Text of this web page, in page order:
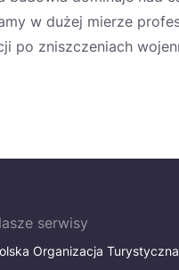
w dużej mierze
po zniszczeniach
serwisy
Organizacja Turystyczna